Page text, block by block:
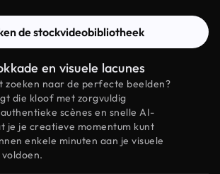
de stockvideobibliotheek
en visuele lacunes
zoeken naar de perfecte beelden?
die kloof met zorgvuldig
scènes en snelle AI-
je je creatieve momentum kunt
enkele minuten aan je visuele